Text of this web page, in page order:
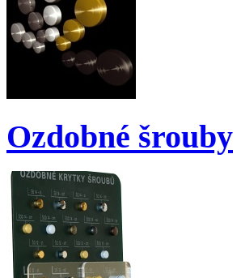
Ozdobné šrouby